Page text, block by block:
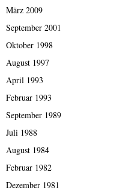
März 2009
September 2001
Oktober 1998
August 1997
April 1993
Februar 1993
September 1989
Juli 1988
August 1984
Februar 1982
Dezember 1981